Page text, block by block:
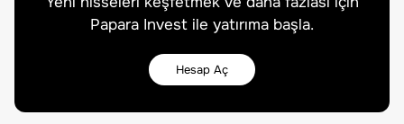
Papara Invest ile yatırıma başla.
Hesap Aç